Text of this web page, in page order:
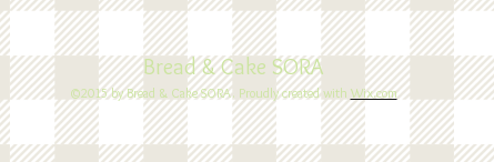
Bread & Cake SORA
©2015 by Bread & Cake SORA. Proudly created with Wix.com